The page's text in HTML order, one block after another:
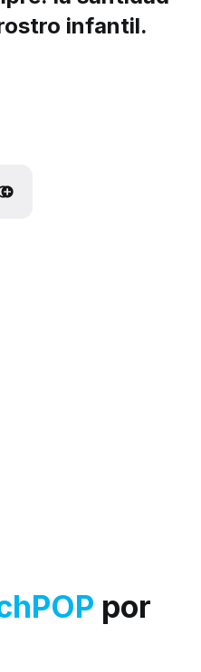
infantil.
por